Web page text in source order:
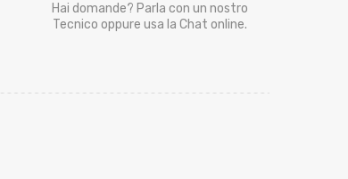
Hai domande? Parla con un nostro
Tecnico oppure usa la Chat online.